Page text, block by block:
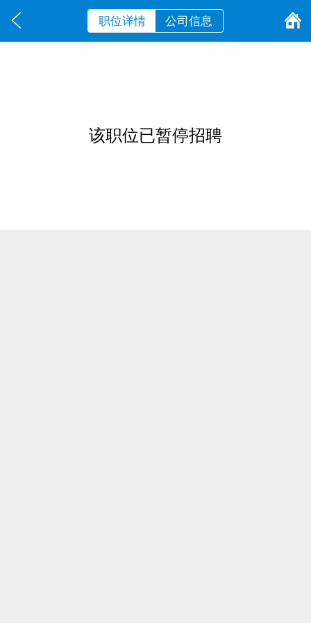
职位详情 公司信息
该职位已暂停招聘